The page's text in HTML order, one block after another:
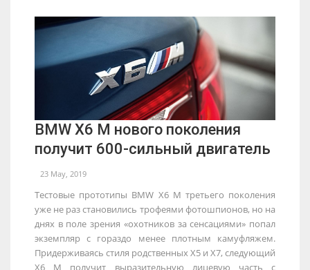
BMW X6 M нового поколения
получит 600-сильный двигатель
23 May, 2019
Тестовые прототипы BMW X6 M третьего поколения
уже не раз становились трофеями фотошпионов, но на
днях в поле зрения «охотников за сенсациями» попал
экземпляр с гораздо менее плотным камуфляжем.
Придерживаясь стиля родственных Х5 и Х7, следующий
X6 M получит выразительную лицевую часть с